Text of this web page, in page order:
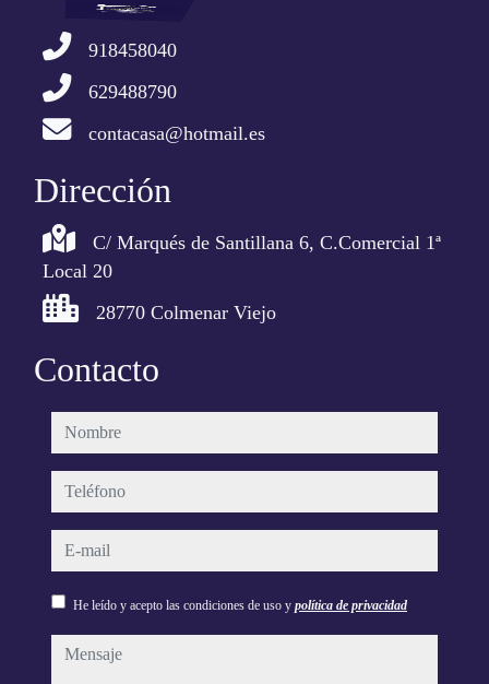
918458040
629488790
contacasa@hotmail.es
Dirección
C/ Marqués de Santillana 6, C.Comercial 1ª
Local 20
28770 Colmenar Viejo
Contacto
nombre
teléfono
e-mail
He leído y acepto las condiciones de uso y política de privacidad
mensaje